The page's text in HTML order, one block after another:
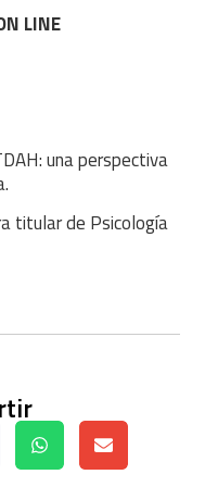
LINE
una perspectiva
titular de Psicología